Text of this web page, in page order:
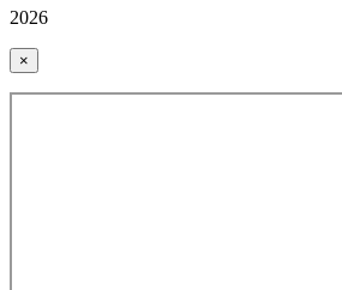
2026
×